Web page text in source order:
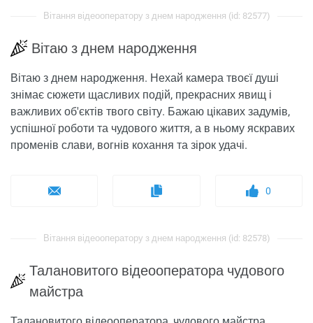
Вітання відеооператору з днем ​​народження (id: 82577)
Вітаю з днем ​​народження
Вітаю з днем ​​народження. Нехай камера твоєї душі
знімає сюжети щасливих подій, прекрасних явищ і
важливих об'єктів твого світу. Бажаю цікавих задумів,
успішної роботи та чудового життя, а в ньому яскравих
променів слави, вогнів кохання та зірок удачі.
0
Вітання відеооператору з днем ​​народження (id: 82578)
Талановитого відеооператора чудового
майстра